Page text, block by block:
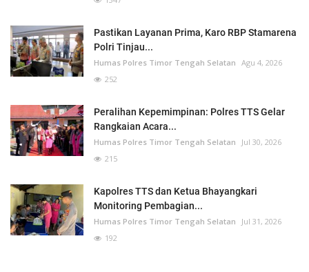
Pastikan Layanan Prima, Karo RBP Stamarena
Polri Tinjau...
Humas Polres Timor Tengah Selatan Agu 4, 2026
252
Peralihan Kepemimpinan: Polres TTS Gelar
Rangkaian Acara...
Humas Polres Timor Tengah Selatan
Jul 30, 2026
215
Kapolres TTS dan Ketua Bhayangkari
Monitoring Pembagian...
Humas Polres Timor Tengah Selatan
Jul 31, 2026
192